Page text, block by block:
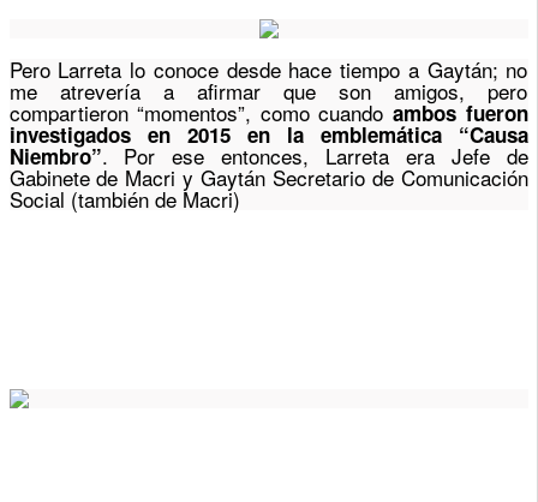
Pero Larreta lo conoce desde hace tiempo a Gaytán; no
me atrevería a afirmar que son amigos, pero
compartieron “momentos”, como cuando ambos fueron
investigados en 2015 en la emblemática “Causa
Niembro”. Por ese entonces, Larreta era Jefe de
Gabinete de Macri y Gaytán Secretario de Comunicación
Social (también de Macri)